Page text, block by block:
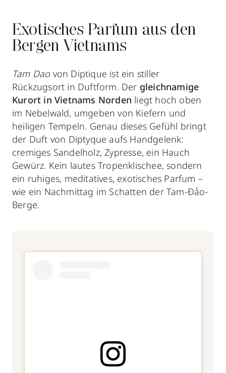
Exotisches Parfum aus den
Bergen Vietnams
Tam Dao von Diptique ist ein stiller
Rückzugsort in Duftform. Der gleichnamige
Kurort in Vietnams Norden liegt hoch oben
im Nebelwald, umgeben von Kiefern und
heiligen Tempeln. Genau dieses Gefühl bringt
der Duft von Diptyque aufs Handgelenk:
cremiges Sandelholz, Zypresse, ein Hauch
Gewürz. Kein lautes Tropenklischee, sondern
ein ruhiges, meditatives, exotisches Parfum –
wie ein Nachmittag im Schatten der Tam-Đảo-
Berge.